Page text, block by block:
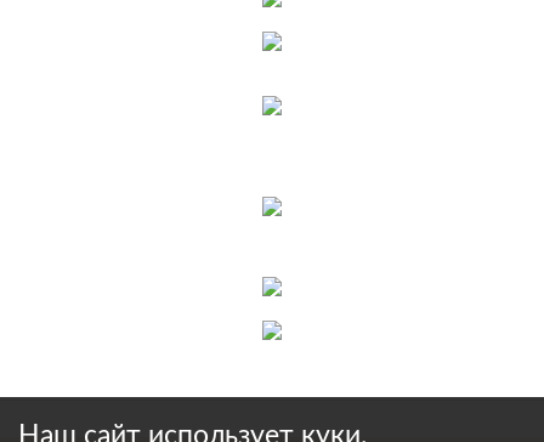
Наш сайт использует куки.